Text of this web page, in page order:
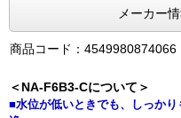
メーカー
商品コード：4549980874066
＜NA-F6B3-Cについて＞
■水位が低いときでも、しっか